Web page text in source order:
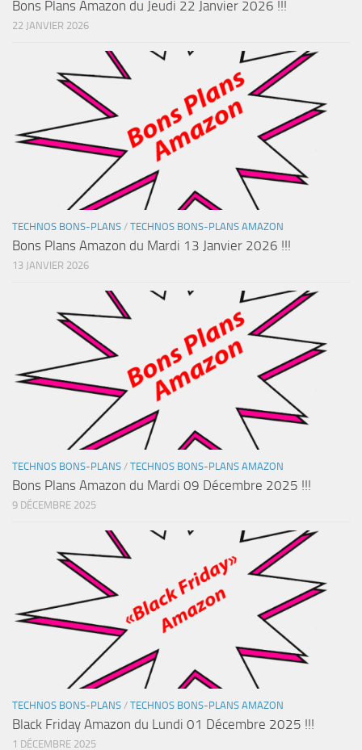
Bons Plans Amazon du Jeudi 22 Janvier 2026 !!!
22 JANVIER 2026
TECHNOS BONS-PLANS / TECHNOS BONS-PLANS AMAZON
Bons Plans Amazon du Mardi 13 Janvier 2026 !!!
13 JANVIER 2026
TECHNOS BONS-PLANS / TECHNOS BONS-PLANS AMAZON
Bons Plans Amazon du Mardi 09 Décembre 2025 !!!
9 DÉCEMBRE 2025
TECHNOS BONS-PLANS / TECHNOS BONS-PLANS AMAZON
Black Friday Amazon du Lundi 01 Décembre 2025 !!!
1 DÉCEMBRE 2025